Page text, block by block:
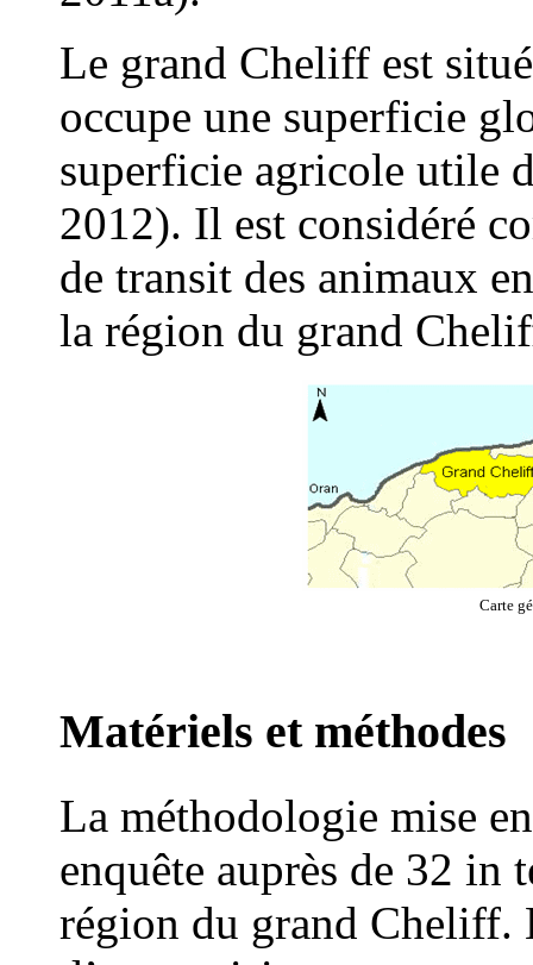
Le grand Cheliff est
occupe une superficie
superficie agricole utile
2012). Il est considéré
de transit des animaux
la région du grand
Carte
Matériels et méthodes
La méthodologie mise
enquête auprès de 32 in
région du grand Cheliff.